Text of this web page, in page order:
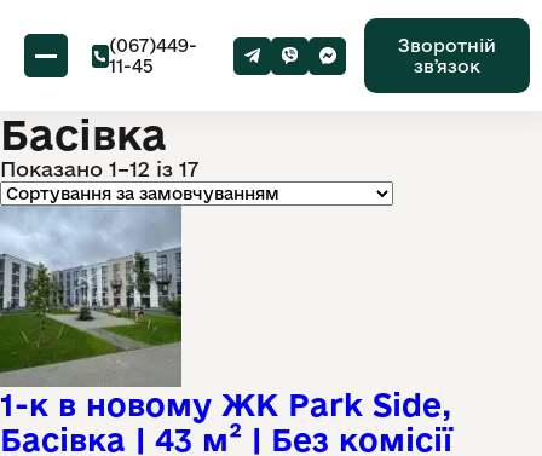
(067)449-
11-45
Зворотній
звʼязок
Басівка
Показано 1–12 із 17
1-к в новому ЖК Park Side,
Басівка | 43 м² | Без комісії